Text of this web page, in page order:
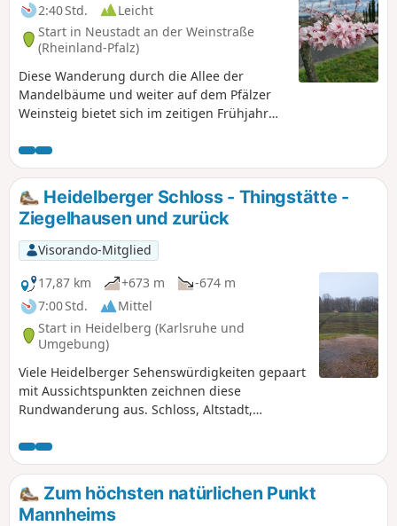
2:40 Std.
Leicht
Start in Neustadt an der Weinstraße
(Rheinland-Pfalz)
Diese Wanderung durch die Allee der
Mandelbäume und weiter auf dem Pfälzer
Weinsteig bietet sich im zeitigen Frühjahr
jedoch mit dem Mandelblütenfest und dem
Ausflugsverkehr sollte man meiden. Dann ist
es einfach zu voll und man findet auch
keinen Parkplatz im Ort.
Heidelberger Schloss - Thingstätte -
Ziegelhausen und zurück
Visorando-Mitglied
17,87 km
+673 m
-674 m
7:00 Std.
Mittel
Start in Heidelberg (Karlsruhe und
Umgebung)
Viele Heidelberger Sehenswürdigkeiten gepaart
mit Aussichtspunkten zeichnen diese
Rundwanderung aus. Schloss, Altstadt,
Neckarufer sind die Highlights dieser
Wanderung.
Zum höchsten natürlichen Punkt
Mannheims